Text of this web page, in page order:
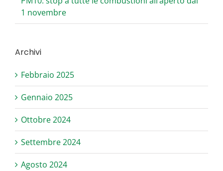
1 novembre
Archivi
Febbraio 2025
Gennaio 2025
Ottobre 2024
Settembre 2024
Agosto 2024